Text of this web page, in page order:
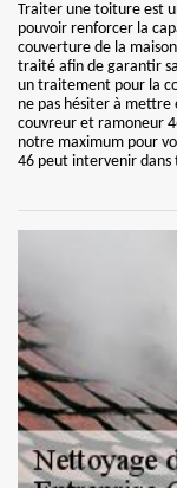
Traiter une toiture est
pouvoir renforcer la
couverture de la
traité afin de garantir
un traitement pour la
ne pas hésiter à
couvreur et ramoneur
notre maximum pour
46 peut intervenir